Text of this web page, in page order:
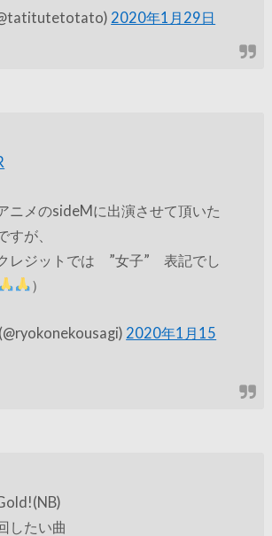
2020年1月29日
ニメのsideMに出演させて頂いた
すが、
レジットでは ”女子” 表記でし
）
2020年1月15
したい曲